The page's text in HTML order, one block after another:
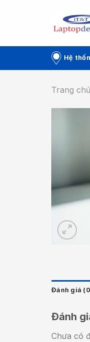
Hệ
Trang chủ
Đánh giá
Đánh
Chưa có